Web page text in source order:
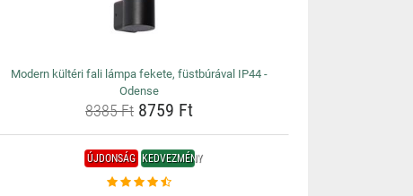
Modern kültéri fali lámpa fekete, füstbúrával IP44 -
Odense
8385 Ft 8759 Ft
ÚJDONSÁG KEDVEZMÉNY